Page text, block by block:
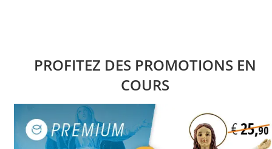
PROFITEZ DES PROMOTIONS EN
COURS